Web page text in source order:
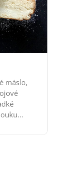
máslo,